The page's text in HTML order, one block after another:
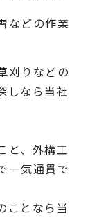
などの作業
刈りなどの
しなら当社
、 外構工
一気通貫で
ことなら当